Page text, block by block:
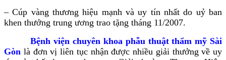
– Cúp vàng thương hiệu mạnh và uy tín nhất do uỷ ban
khen thưởng trung ương trao tặng tháng 11/2007.
Bệnh viện chuyên khoa phẫu thuật thẩm mỹ Sài
Gòn là đơn vị liên tục nhận được nhiều giải thưởng về uy